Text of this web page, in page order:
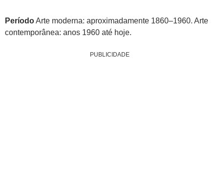
PeríodoArte moderna: aproximadamente 1860–1960. Arte
contemporânea: anos 1960 até hoje.
PUBLICIDADE